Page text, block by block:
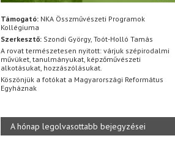
Támogató: NKA Összművészeti Programok
Kollégiuma
Szerkesztő: Szondi György, Toót-Holló Tamás
A rovat természetesen nyitott: várjuk szépirodalmi
művüket, tanulmányukat, képzőművészeti
alkotásukat, hozzászólásukat.
Köszönjük a fotókat a Magyarországi Református
Egyháznak
A hónap legolvasottabb bejegyzései